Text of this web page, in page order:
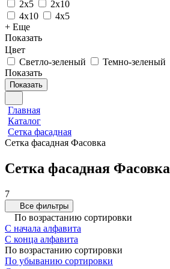
2х5
2х10
4х10
4х5
+ Еще
Показать
Цвет
Светло-зеленый
Темно-зеленый
Показать
Показать
Главная
Каталог
Сетка фасадная
Сетка фасадная Фасовка
Сетка фасадная Фасовка
7
Все фильтры
По возрастанию сортировки
С начала алфавита
С конца алфавита
По возрастанию сортировки
По убыванию сортировки